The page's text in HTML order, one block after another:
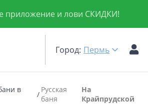
приложение и лови СКИДКИ!
Город: Пермь
в
Русская
баня
На
Крайпрудской